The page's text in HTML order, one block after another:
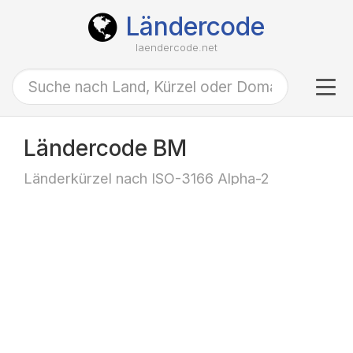
Ländercode
laendercode.net
Ländercode BM
Länderkürzel nach ISO-3166 Alpha-2